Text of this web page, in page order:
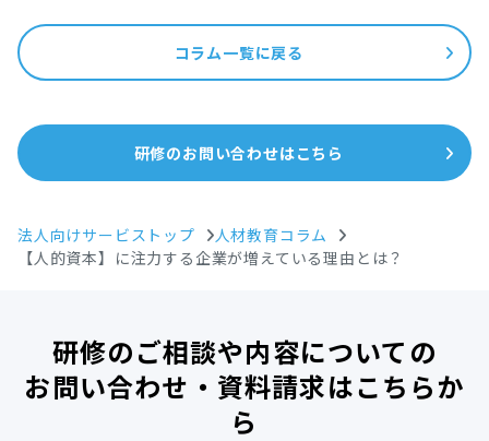
法人向けサービストップ
人材教育コラム
【人的資本】に注力する企業が増えている理由とは？
コラム一覧に戻る
研修のお問い合わせはこちら
研修のご相談や内容についての
お問い合わせ・資料請求はこちらか
ら